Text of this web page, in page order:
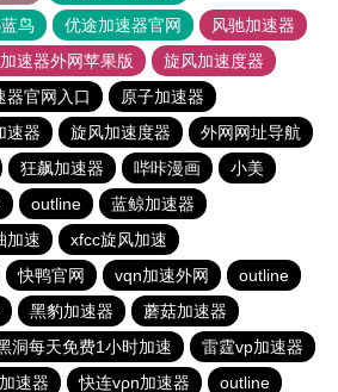
鸟 优途加速器官网
风驰加速器
速器外网苹果版
旋风加速度器
器官网入口
原子加速器
速器 旋风加速度器
外网网址导航
狂飙加速器 哔咔漫画
小美
outline
蓝鲸加速器
加速
xfcc旋风加速
快鸭官网 vqn加速外网
outline
黑豹加速器
蘑菇加速器
洞每天免费1小时加速
雷霆vp加速器
速器 快连vρn加速器 outline